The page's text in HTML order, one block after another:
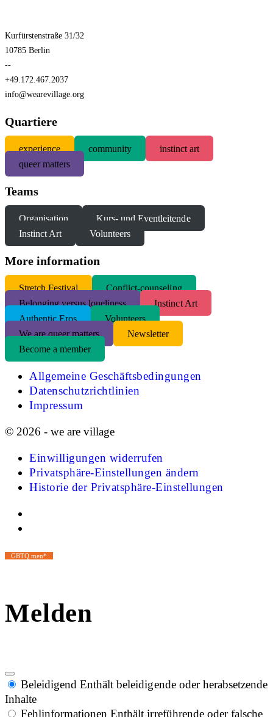
Kurfürstenstraße 31/32
10785 Berlin
--
+49.172.467.2037
info@wearevillage.org
Quartiere
experience community
instinct art
queer matters
Teams
Organisation
Kurs- und Eventleitende
Instinct Art
Volunteers
More information
Stretch Festival
Conflict-counseling
Belonging versus loneliness
Instinct Art
Authentic Eros
Volunteers
We are queer matters
Newsletter
Become a member
Allgemeine Geschäftsbedingungen
Datenschutzrichtlinien
Impressum
© 2026 - we are village
Einwilligungen widerrufen
Privatsphäre-Einstellungen ändern
Historie der Privatsphäre-Einstellungen
GBTQ men*
Melden
Beleidigend Enthält beleidigende oder herabsetzende
Inhalte
Fehlinformationen Enthält irreführende oder falsche